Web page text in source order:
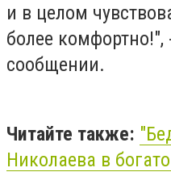
и в целом
более комфортно!",
сообщении.
Читайте также:
Николаева в